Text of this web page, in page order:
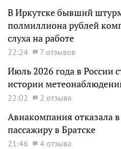
В Иркутске бывший
полмиллиона рублей
слуха на работе
22:24 7 отзывов
Июль 2026 года в России
истории
22:02 2 отзыва
Авиакомпания отказала
пассажиру в Братске
21:46
4 отзыва